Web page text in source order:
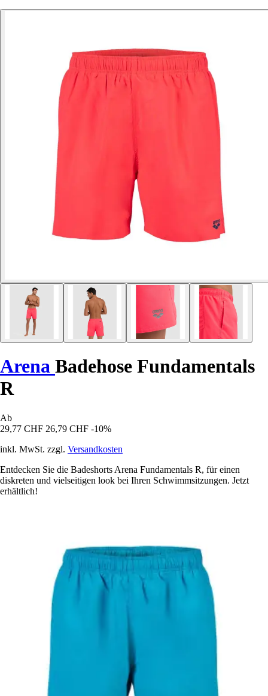
Arena Badehose Fundamentals
R
Ab
29,77 CHF 26,79 CHF -10%
inkl. MwSt. zzgl. Versandkosten
Entdecken Sie die Badeshorts Arena Fundamentals R, für einen
diskreten und vielseitigen look bei Ihren Schwimmsitzungen. Jetzt
erhältlich!